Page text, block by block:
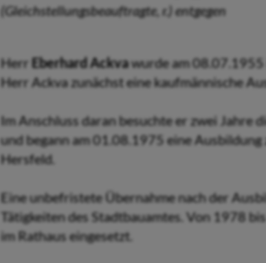
(Gleichstellungsbeauftragte, r.) entgegen
Herr Eberhard Ackvawurde am 08.07.1955
Herr Ackva zunächst eine kaufmännische
Im Anschluss daran besuchte er zwei Jahre
und begann am 01.08.1975 eine
Hersfeld.
Eine unbefristete Übernahme nach der
Tätigkeiten des Stadtbauamtes. Von 1978
im Rathaus eingesetzt.